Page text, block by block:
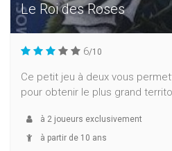
Le Roi des Roses
6/10
Ce petit jeu à deux vous
pour obtenir le plus grand
à 2 joueurs exclusivement
à partir de 10 ans